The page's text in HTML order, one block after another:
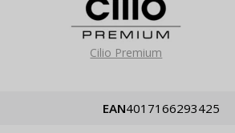
Cilio Premium
EAN 4017166293425